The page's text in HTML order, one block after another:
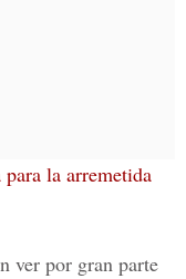
la arremetida
ver por gran parte